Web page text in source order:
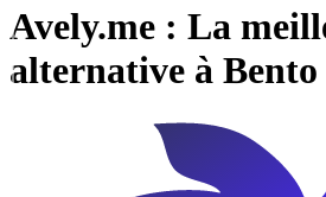
Avely.me : La
alternative à